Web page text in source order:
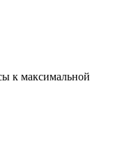
к максимальной